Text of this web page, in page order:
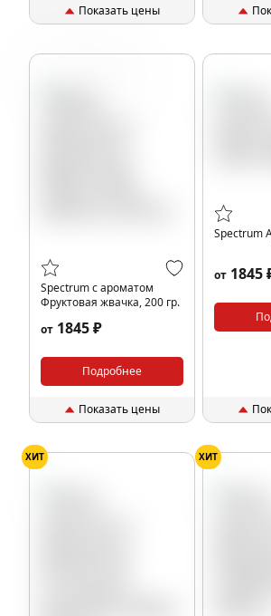
Показать цены
Spectrum с ароматом
Фруктовая жвачка, 200 гр.
от 1845 ₽
Подробнее
Показать цены
Spectrum
от 1845
ХИТ ХИТ